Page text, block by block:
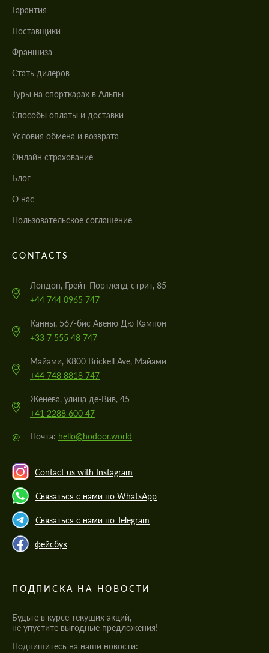
Гарантия
Поставщики
Франшиза
Стать дилеров
Туры на спорткарах в Альпы
Cпособы оплаты и доставки
Условия обмена и возврата
Онлайн страхование
Блог
О нас
Пользовательское соглашение
CONTACTS
Лондон, Грейт-Портленд-стрит, 85
+44 744 0965 747
Канны, 567-бис Авеню Дю Кампон
+33 7 555 48 747
Майами, K800 Brickell Ave, Майами
+44 748 8818 747
Женева, улица де-Вив, 45
+41 2288 600 47
@ Почта: hello@hodoor.world
Contact us with Instagram
Связаться с нами по WhatsApp
Связаться с нами по Telegram
фейсбук
ПОДПИСКА НА НОВОСТИ
Будьте в курсе текущих акций,
не упустите выгодные предложения!
Подпишитесь на наши новости: